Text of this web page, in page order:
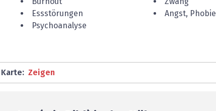
Essstörungen
Angst, Phobie
Psychoanalyse
: Zeigen